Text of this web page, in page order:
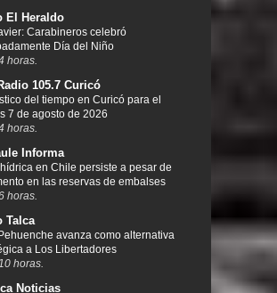
El Heraldo
Carabineros celebró
Día del Niño
horas.
105.7 Curicó
del tiempo en Curicó para el
7 de agosto de 2026
horas.
Informa
en Chile persiste a pesar de
en las reservas de embalses
horas.
Talca
avanza como alternativa
a Los Libertadores
horas.
Noticias